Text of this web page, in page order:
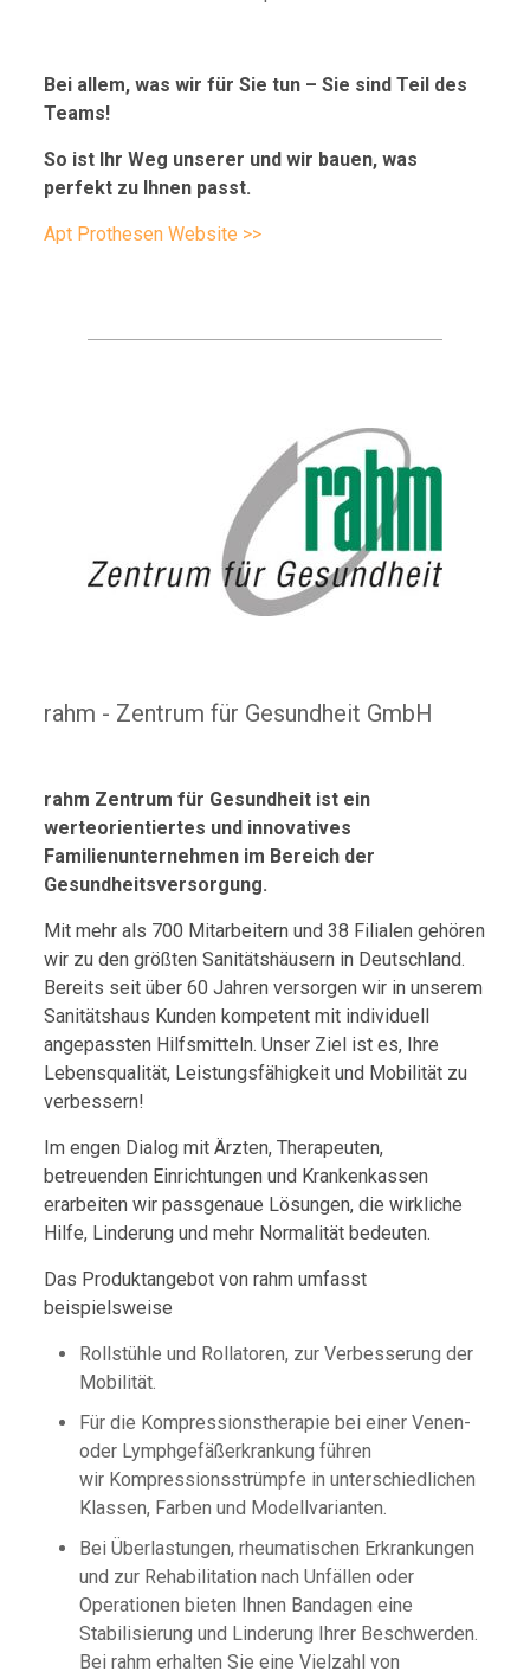
Bei allem, was wir für Sie tun – Sie sind Teil des
Teams!
So ist Ihr Weg unserer und wir bauen, was
perfekt zu Ihnen passt.
Apt Prothesen Website >>
rahm - Zentrum für Gesundheit GmbH
rahm Zentrum für Gesundheit ist ein
werteorientiertes und innovatives
Familienunternehmen im Bereich der
Gesundheitsversorgung.
Mit mehr als 700 Mitarbeitern und 38 Filialen gehören
wir zu den größten Sanitätshäusern in Deutschland.
Bereits seit über 60 Jahren versorgen wir in unserem
Sanitätshaus Kunden kompetent mit individuell
angepassten Hilfsmitteln. Unser Ziel ist es, Ihre
Lebensqualität, Leistungsfähigkeit und Mobilität zu
verbessern!
Im engen Dialog mit Ärzten, Therapeuten,
betreuenden Einrichtungen und Krankenkassen
erarbeiten wir passgenaue Lösungen, die wirkliche
Hilfe, Linderung und mehr Normalität bedeuten.
Das Produktangebot von rahm umfasst
beispielsweise
Rollstühle und Rollatoren, zur Verbesserung der
Mobilität.
Für die Kompressionstherapie bei einer Venen-
oder Lymphgefäßerkrankung führen
wir Kompressionsstrümpfe in unterschiedlichen
Klassen, Farben und Modellvarianten.
Bei Überlastungen, rheumatischen Erkrankungen
und zur Rehabilitation nach Unfällen oder
Operationen bieten Ihnen Bandagen eine
Stabilisierung und Linderung Ihrer Beschwerden.
Bei rahm erhalten Sie eine Vielzahl von